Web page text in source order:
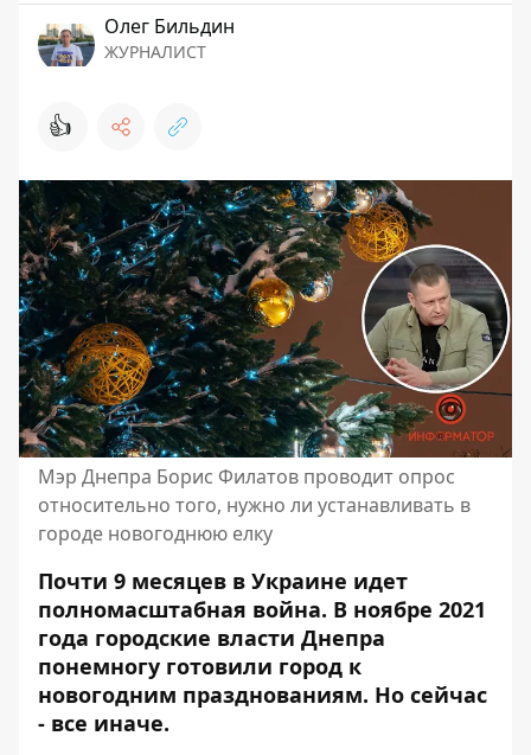
Олег Бильдин
ЖУРНАЛИСТ
👍
Мэр Днепра Борис Филатов проводит опрос
относительно того, нужно ли устанавливать в
городе новогоднюю елку
Почти 9 месяцев в Украине идет
полномасштабная война. В ноябре 2021
года городские власти Днепра
понемногу готовили город к
новогодним празднованиям. Но сейчас
- все иначе.